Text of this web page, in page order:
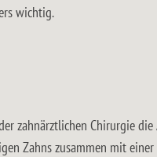
wichtig.
zahnärztlichen Chirurgie
Zahns zusammen mit